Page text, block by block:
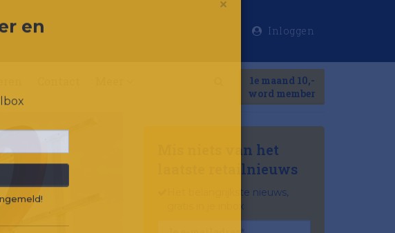
Inloggen
1e maand 10,-
word member
Mis niets van het
laatste retailnieuws
Het belangrijkste nieuws,
gratis in je inbox
en